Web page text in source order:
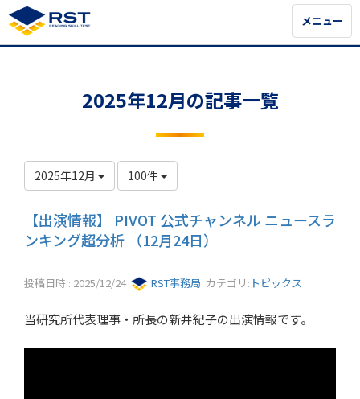
メニュー
メニュー
2025年12月の記事一覧
2025年12月 100件
【出演情報】 PIVOT 公式チャンネル ニュースラ
ンキング超分析 （12月24日）
投稿日時 : 2025/12/24 RST事務局 カテゴリ: トピックス
当研究所代表理事・所長の新井紀子の出演情報です。